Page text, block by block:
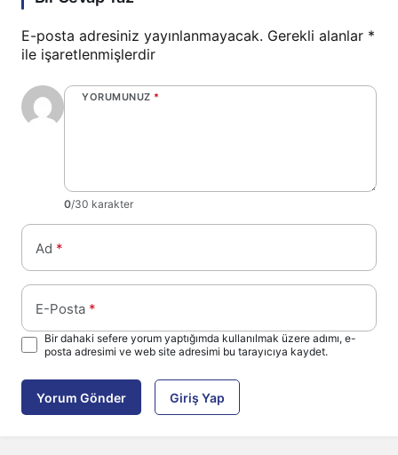
E-posta adresiniz yayınlanmayacak. Gerekli alanlar *
ile işaretlenmişlerdir
YORUMUNUZ *
0/30 karakter
Ad *
E-Posta *
Bir dahaki sefere yorum yaptığımda kullanılmak üzere adımı, e-
posta adresimi ve web site adresimi bu tarayıcıya kaydet.
Yorum Gönder Giriş Yap